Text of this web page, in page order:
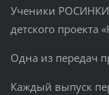
Ученики РОСИНКИ
детского проекта
Одна из передач
Каждый выпуск